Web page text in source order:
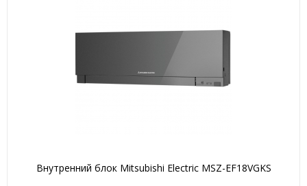
Внутренний блок Mitsubishi Electric MSZ-EF18VGKS